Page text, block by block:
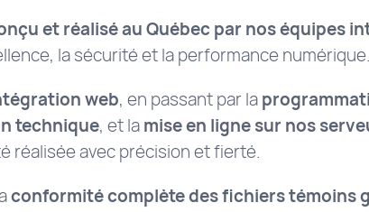
et réalisé au Québec par nos équipes
la sécurité et la performance numérique.
web, en passant par la
technique, et la mise en ligne sur nos
réalisée avec précision et fierté.
conformité complète des fichiers témoins